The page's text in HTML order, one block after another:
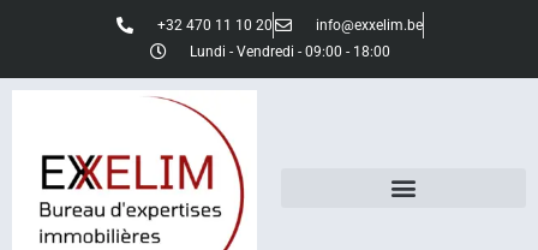
+32 470 11 10 20
info@exxelim.be
Lundi - Vendredi - 09:00 - 18:00